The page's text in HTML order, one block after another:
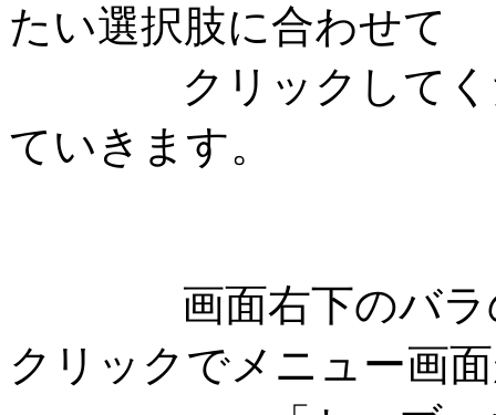
たい選択肢に合わせて
クリックしてくだ
ていきます。
画面右下のバラの
クリックでメニュー画